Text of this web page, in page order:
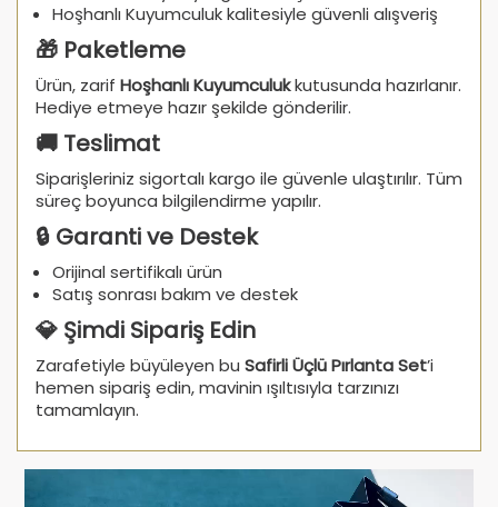
Hoşhanlı Kuyumculuk kalitesiyle güvenli alışveriş
🎁 Paketleme
Ürün, zarif Hoşhanlı Kuyumculukkutusunda hazırlanır.
Hediye etmeye hazır şekilde gönderilir.
🚚 Teslimat
Siparişleriniz sigortalı kargo ile güvenle ulaştırılır. Tüm
süreç boyunca bilgilendirme yapılır.
🔒 Garanti ve Destek
Orijinal sertifikalı ürün
Satış sonrası bakım ve destek
💎 Şimdi Sipariş Edin
Zarafetiyle büyüleyen bu Safirli Üçlü Pırlanta Set’i
hemen sipariş edin, mavinin ışıltısıyla tarzınızı
tamamlayın.